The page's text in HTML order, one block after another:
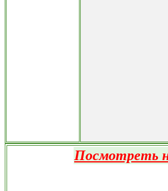
Посмотреть